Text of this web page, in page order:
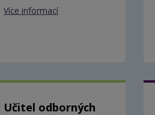
Více informací
Učitel odborných